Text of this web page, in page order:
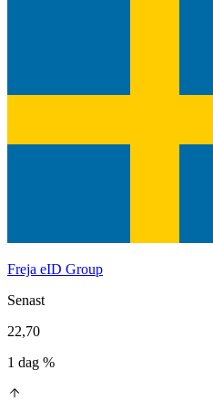
Freja eID Group
Senast
22,70
1 dag %